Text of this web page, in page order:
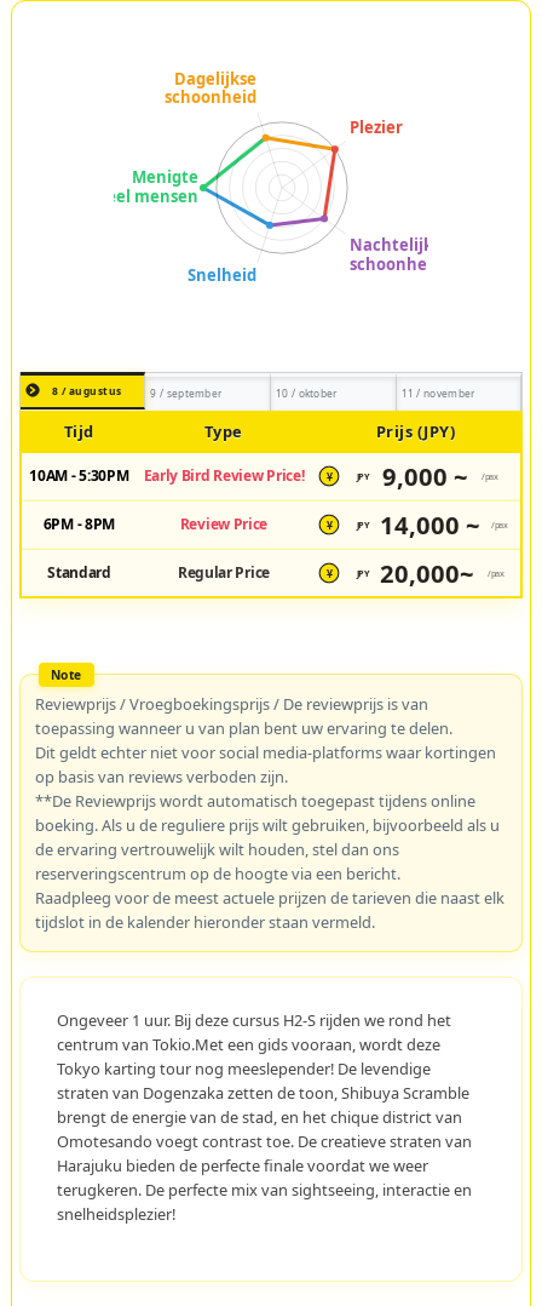
8 / augustus 9 / september 10 / oktober 11 / november
Tijd Type Prijs (JPY)
10AM - 5:30PM Early Bird Review Price! ¥ JPY 9,000 ~ /pax
6PM - 8PM Review Price ¥ JPY 14,000 ~ /pax
Standard Regular Price ¥ JPY 20,000~ /pax
Reviewprijs / Vroegboekingsprijs / De reviewprijs is van
toepassing wanneer u van plan bent uw ervaring te delen.
Dit geldt echter niet voor social media-platforms waar kortingen
op basis van reviews verboden zijn.
**De Reviewprijs wordt automatisch toegepast tijdens online
boeking. Als u de reguliere prijs wilt gebruiken, bijvoorbeeld als u
de ervaring vertrouwelijk wilt houden, stel dan ons
reserveringscentrum op de hoogte via een bericht.
Raadpleeg voor de meest actuele prijzen de tarieven die naast elk
tijdslot in de kalender hieronder staan vermeld.
Ongeveer 1 uur. Bij deze cursus H2-S rijden we rond het
centrum van Tokio.Met een gids vooraan, wordt deze
Tokyo karting tour nog meeslepender! De levendige
straten van Dogenzaka zetten de toon, Shibuya Scramble
brengt de energie van de stad, en het chique district van
Omotesando voegt contrast toe. De creatieve straten van
Harajuku bieden de perfecte finale voordat we weer
terugkeren. De perfecte mix van sightseeing, interactie en
snelheidsplezier!